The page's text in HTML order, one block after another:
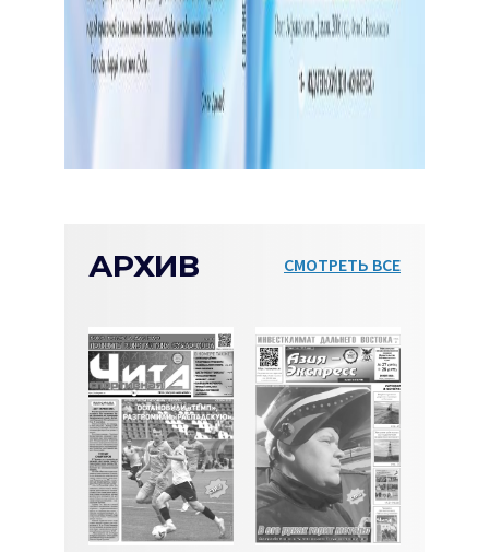
АРХИВ СМОТРЕТЬ ВСЕ